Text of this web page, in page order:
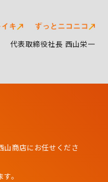
代表取締役社長 西山栄一
山商店にお任せくださ
。